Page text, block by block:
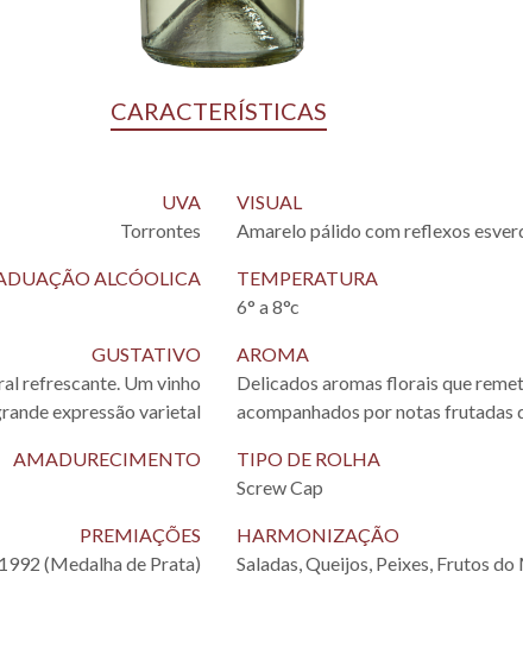
CARACTERÍSTICAS
UVA
Torrontes
VISUAL
Amarelo pálido com reflexos
ALCÓOLICA
TEMPERATURA
6° a 8°c
GUSTATIVO
refrescante. Um vinho
expressão varietal
AROMA
Delicados aromas florais que
acompanhados por notas frutadas
AMADURECIMENTO
TIPO DE ROLHA
Screw Cap
PREMIAÇÕES
(Medalha de Prata)
HARMONIZAÇÃO
Saladas, Queijos, Peixes, Frutos do